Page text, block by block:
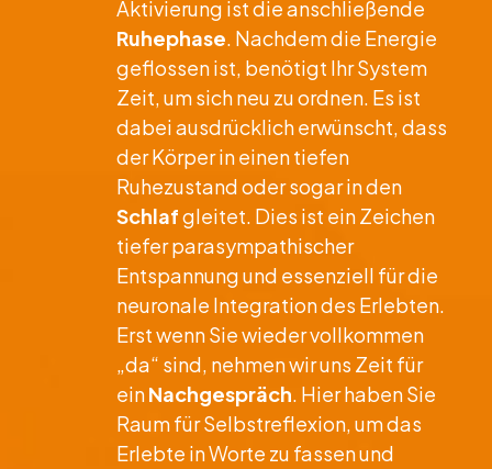
Aktivierung ist die anschließende
Ruhephase. Nachdem die Energie
geflossen ist, benötigt Ihr System
Zeit, um sich neu zu ordnen. Es ist
dabei ausdrücklich erwünscht, dass
der Körper in einen tiefen
Ruhezustand oder sogar in den
Schlafgleitet. Dies ist ein Zeichen
tiefer parasympathischer
Entspannung und essenziell für die
neuronale Integration des Erlebten.
Erst wenn Sie wieder vollkommen
„da“ sind, nehmen wir uns Zeit für
einNachgespräch. Hier haben Sie
Raum für Selbstreflexion, um das
Erlebte in Worte zu fassen und